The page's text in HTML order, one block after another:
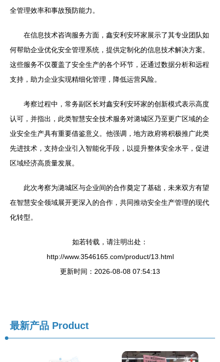
全管理效率和事故预防能力。
在信息技术咨询服务方面，鑫安利安环家展示了其专业团队如
何帮助企业优化安全管理系统，提供定制化的信息技术解决方案。
这些服务不仅覆盖了安全生产的各个环节，还通过数据分析和远程
支持，助力企业实现精细化管理，降低运营风险。
考察过程中，常务副区长对鑫安利安环家的创新模式表示高度
认可，并指出，此类智慧安全技术服务对潞城区乃至更广区域的企
业安全生产具有重要借鉴意义。他强调，地方政府将积极推广此类
先进技术，支持企业引入智能化手段，以提升整体安全水平，促进
区域经济高质量发展。
此次考察为潞城区与企业间的合作奠定了基础，未来双方有望
在智慧安全领域展开更深入的合作，共同推动安全生产管理的现代
化转型。
如若转载，请注明出处：
http://www.3546165.com/product/13.html
更新时间：2026-08-08 07:54:13
最新产品 Product